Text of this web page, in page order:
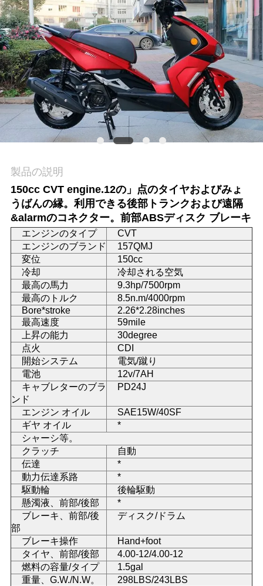
管
理
私
達
に
連
絡
し
な
さ
い
引
用
を
要
求
し
な
さ
い
地
図
製品の説明
150cc CVT engine.12の」点のタイヤおよびみょ
うばんの縁。利用できる後部トランクおよび遠隔
&alarmのコネクター。前部ABSディスク ブレーキ
エンジンのタイプ
CVT
エンジンのブランド
157QMJ
変位
150cc
冷却
冷却される空気
最高の馬力
9.3hp/7500rpm
最高のトルク
8.5n.m/4000rpm
Bore*stroke
2.26*2.28inches
最高速度
59mile
上昇の能力
30degree
点火
CDI
開始システム
電気/蹴り
電池
12v/7AH
キャブレターのブラ
ンド
PD24J
エンジン オイル
SAE15W/40SF
ギヤ オイル
*
シャーシ等。
クラッチ
自動
伝達
*
動力伝達系路
*
駆動輪
後輪駆動
懸濁液、前部/後部
*
ブレーキ、前部/後
部
ディスク/ドラム
ブレーキ操作
Hand+foot
タイヤ、前部/後部
4.00-12/4.00-12
燃料の容量/タイプ
1.5gal
重量、G.W./N.W。
298LBS/243LBS